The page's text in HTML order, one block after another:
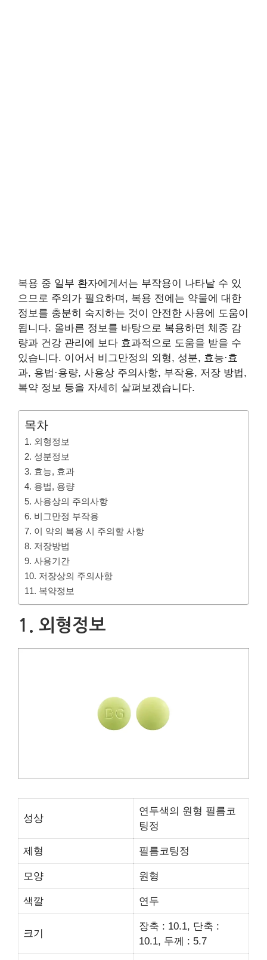
복용 중 일부 환자에게서는 부작용이 나타날 수 있
으므로 주의가 필요하며, 복용 전에는 약물에 대한
정보를 충분히 숙지하는 것이 안전한 사용에 도움이
됩니다. 올바른 정보를 바탕으로 복용하면 체중 감
량과 건강 관리에 보다 효과적으로 도움을 받을 수
있습니다. 이어서 비그만정의 외형, 성분, 효능·효
과, 용법·용량, 사용상 주의사항, 부작용, 저장 방법,
복약 정보 등을 자세히 살펴보겠습니다.
목차
1. 외형정보
2. 성분정보
3. 효능, 효과
4. 용법, 용량
5. 사용상의 주의사항
6. 비그만정 부작용
7. 이 약의 복용 시 주의할 사항
8. 저장방법
9. 사용기간
10. 저장상의 주의사항
11. 복약정보
1. 외형정보
성상
연두색의 원형 필름코
팅정
제형 필름코팅정
모양 원형
색깔 연두
크기
장축 : 10.1, 단축 :
10.1, 두께 : 5.7